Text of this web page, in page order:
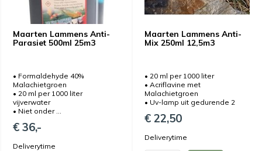
Maarten Lammens Anti-
Parasiet 500ml 25m3
• Formaldehyde 40%
Malachietgroen
• 20 ml per 1000 liter
vijverwater
• Niet onder ...
€ 36,-
Deliverytime
Maarten Lammens Anti-
Mix 250ml 12,5m3
• 20 ml per 1000 liter
• Acriflavine met
Malachietgroen
• Uv-lamp uit gedurende 2
€ 22,50
Deliverytime